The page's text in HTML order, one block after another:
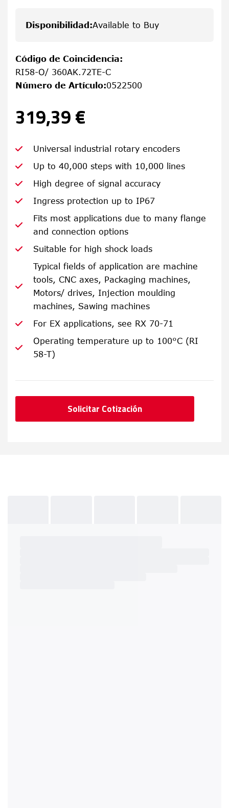
Disponibilidad :Available to Buy
Código de Coincidencia:
RI58-O/ 360AK.72TE-C
Número de Artículo:0522500
319,39 €
Universal industrial rotary encoders
Up to 40,000 steps with 10,000 lines
High degree of signal accuracy
Ingress protection up to IP67
Fits most applications due to many flange
and connection options
Suitable for high shock loads
Typical fields of application are machine
tools, CNC axes, Packaging machines,
Motors/ drives, Injection moulding
machines, Sawing machines
For EX applications, see RX 70-71
Operating temperature up to 100°C (RI
58-T)
Solicitar Cotización